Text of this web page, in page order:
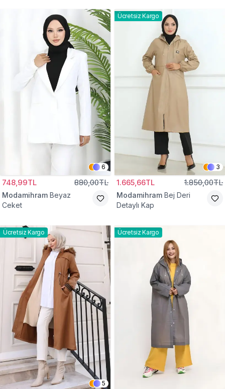
6
748,99TL 880,00TL
Modamihram Beyaz
Ceket
Ücretsiz Kargo
3
1.665,66TL 1.850,00TL
Modamihram Bej Deri
Detaylı Kap
Ücretsiz Kargo
5
Ücretsiz Kargo